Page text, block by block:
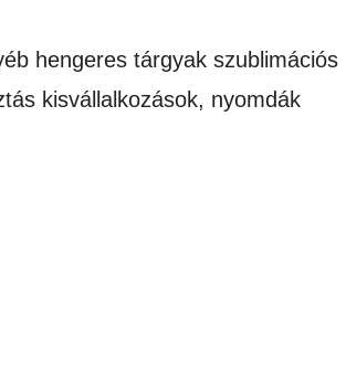
hengeres tárgyak szublimációs
kisvállalkozások, nyomdák